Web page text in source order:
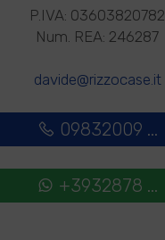
P.IVA: 03603820782
Num. REA: 246287
davide@rizzocase.it
09832009 ...
+3932878 ...